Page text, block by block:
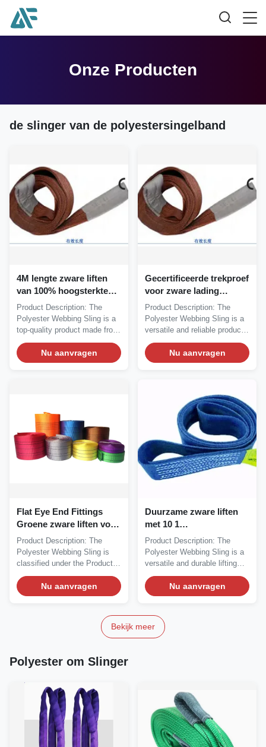
Onze Producten
de slinger van de polyestersingelband
4M lengte zware liften
van 100% hoogsterkte
polyester
Product Description: The
Polyester Webbing Sling is a
top-quality product made from
100% High...
Nu aanvragen
Gecertificeerde trekproef
voor zware lading
opheffende slangen en
ISO9001 goedgekeurd
voor zware lading
opheffende behoeften
Product Description: The
Polyester Webbing Sling is a
versatile and reliable product
designed for...
Nu aanvragen
Flat Eye End Fittings
Groene zware liften voor
zware toepassingen
Product Description: The
Polyester Webbing Sling is
classified under the Product
Category of...
Nu aanvragen
Duurzame zware liften
met 10 1
veiligheidsfactor en CE-
certificaat
Product Description: The
Polyester Webbing Sling is a
versatile and durable lifting
accessory...
Nu aanvragen
Bekijk meer
Polyester om Slinger